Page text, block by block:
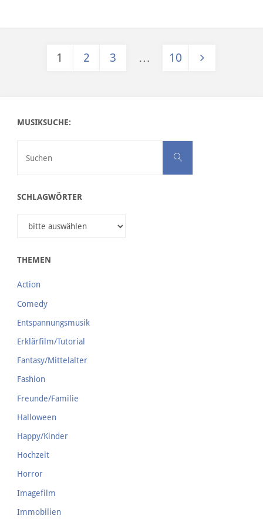
1 2 3 … 10
MUSIKSUCHE:
Suchen
SCHLAGWÖRTER
THEMEN
Action
Comedy
Entspannungsmusik
Erklärfilm/Tutorial
Fantasy/Mittelalter
Fashion
Freunde/Familie
Halloween
Happy/Kinder
Hochzeit
Horror
Imagefilm
Immobilien